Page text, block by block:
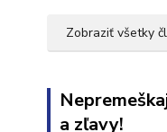
Zobraziť všetky
a zľavy!